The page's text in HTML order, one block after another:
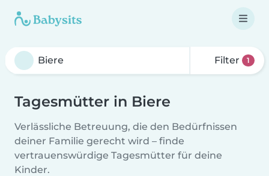
Filter 1
Tagesmütter in Biere
Verlässliche Betreuung, die den Bedürfnissen
deiner Familie gerecht wird – finde
vertrauenswürdige Tagesmütter für deine
Kinder.